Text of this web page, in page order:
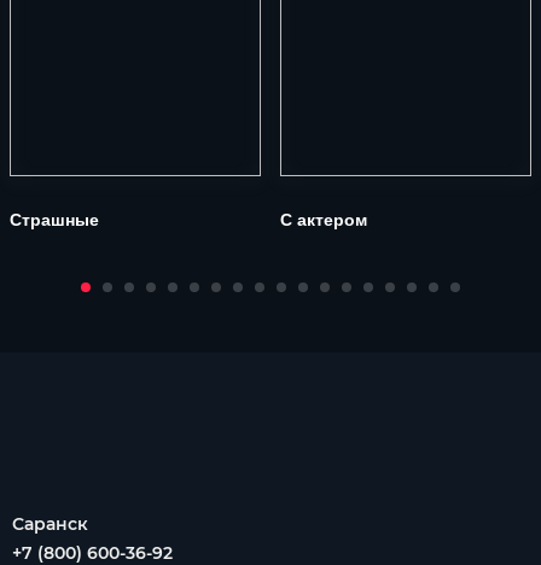
Страшные С актером
Саранск
+7 (800) 600-36-92